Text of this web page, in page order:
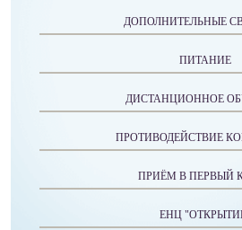
ДОПОЛНИТЕЛЬНЫЕ
ПИТАНИЕ
ДИСТАНЦИОННОЕ
ПРОТИВОДЕЙСТВИЕ
ПРИЁМ В ПЕРВЫЙ
ЕНЦ